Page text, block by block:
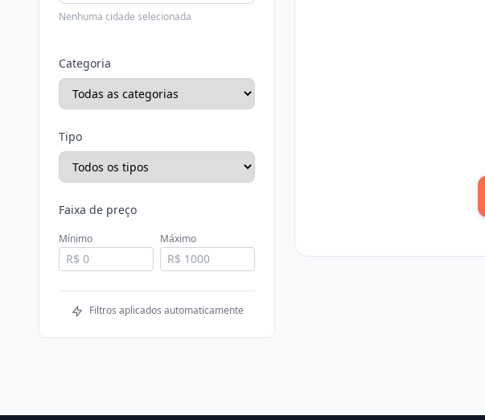
Nenhuma cidade selecionada
Categoria
Tipo
Faixa de preço
Mínimo Máximo
Filtros aplicados automaticamente